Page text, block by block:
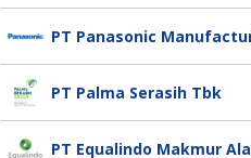
PT Palma Serasih Tbk